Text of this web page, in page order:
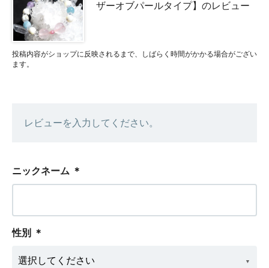
ザーオブパールタイプ】のレビュー
投稿内容がショップに反映されるまで、しばらく時間がかかる場合がござい
ます。
レビューを入力してください。
ニックネーム ＊
性別 ＊